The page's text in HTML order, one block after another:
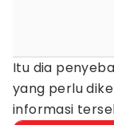
Itu dia
yang perlu
informasi